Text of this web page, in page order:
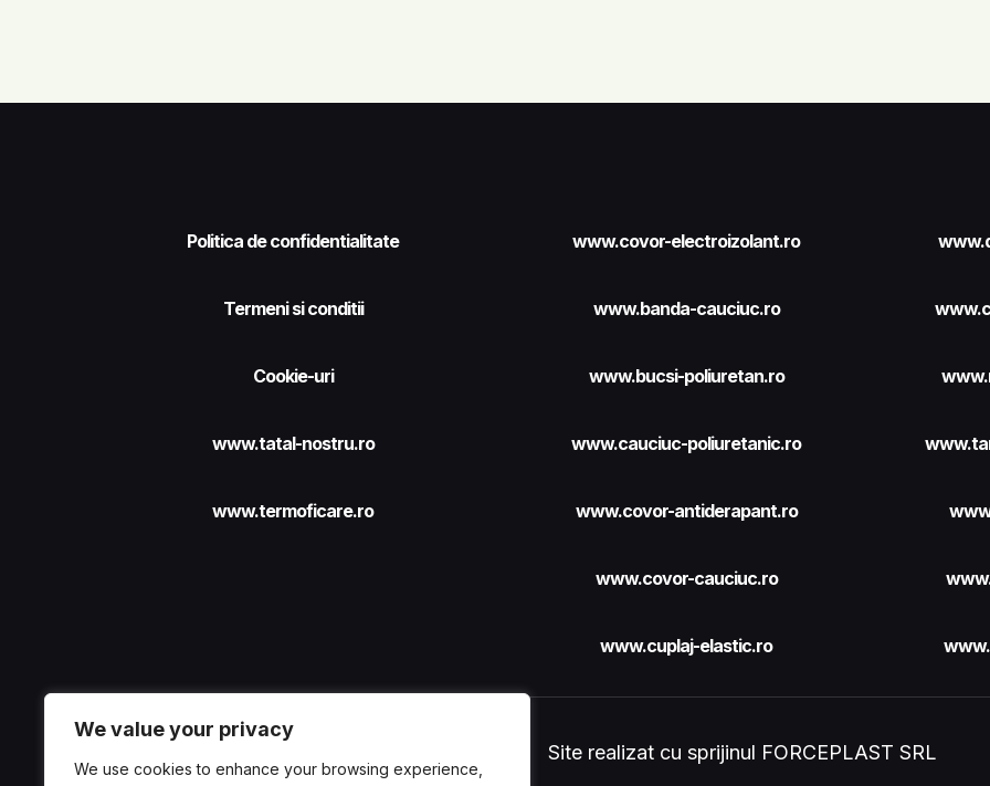
We value your privacy
We use cookies to enhance your browsing experience,
Politica de confidentialitate
Termeni si conditii
Cookie-uri
www.tatal-nostru.ro
www.termoficare.ro
www.covor-electroizolant.ro
www.banda-cauciuc.ro
www.bucsi-poliuretan.ro
www.cauciuc-poliuretanic.ro
www.covor-antiderapant.ro
www.covor-cauciuc.ro
www.cuplaj-elastic.ro
Site realizat cu sprijinul FORCEPLAST SRL